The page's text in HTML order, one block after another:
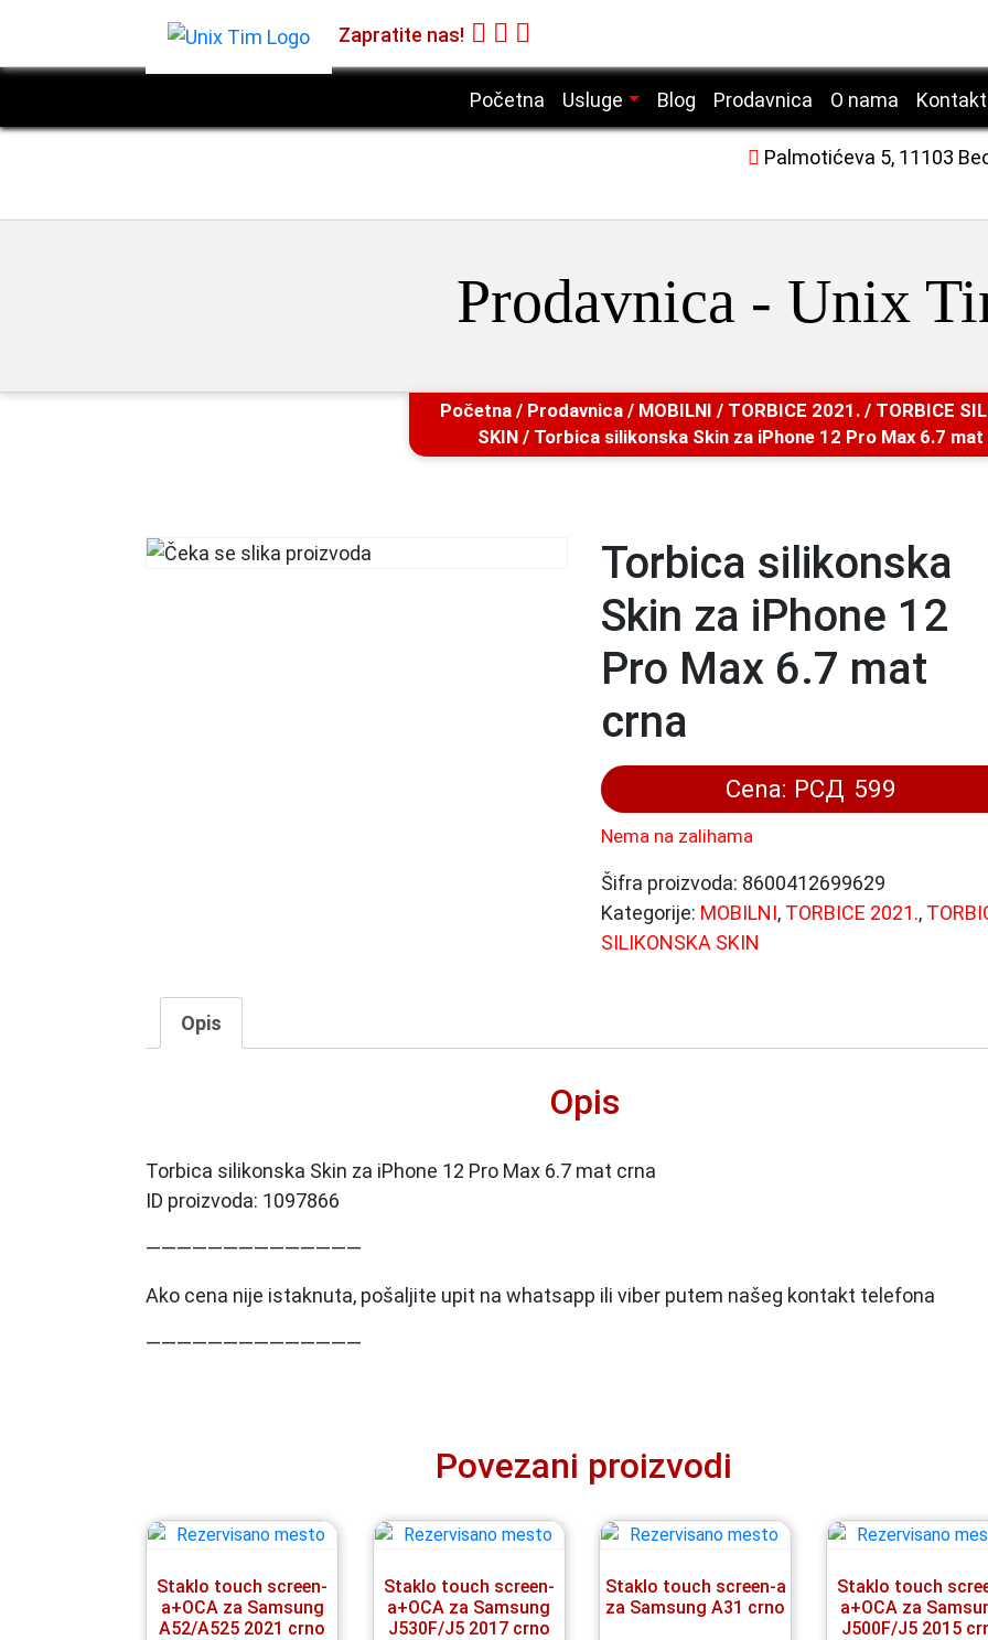
Zapratite nas!
Početna Usluge
Servis mobilnih telefona
Servis desktop računara
Servis laserskih štampača
Blog Prodavnica O nama Kontakt
Palmotićeva 5, 11103
Prodavnica - Unix
Početna / Prodavnica / MOBILNI / TORBICE 2021. / TORBICE
SKIN / Torbica silikonska Skin za iPhone 12 Pro Max 6.7
Torbica silikonska
Skin za iPhone 12
Pro Max 6.7 mat
crna
Cena: РСД 599
Nema na zalihama
Šifra proizvoda: 8600412699629
Kategorije: MOBILNI, TORBICE 2021.,
SILIKONSKA SKIN
Opis
Opis
Torbica silikonska Skin za iPhone 12 Pro Max 6.7 mat crna
ID proizvoda: 1097866
——————————————
Ako cena nije istaknuta, pošaljite upit na whatsapp ili viber putem našeg kontakt telefona
——————————————
Povezani proizvodi
Staklo touch screen-
a+OCA za Samsung
A52/A525 2021 crno
Staklo touch screen-
a+OCA za Samsung
J530F/J5 2017 crno
Staklo touch screen-a
za Samsung A31 crno
Staklo touch
a+OCA za
J500F/J5 2015